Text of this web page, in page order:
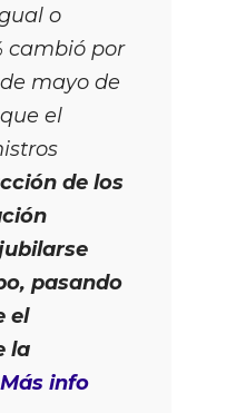
o
cambió por
mayo de
el
de los
pasando
el
la
Más info